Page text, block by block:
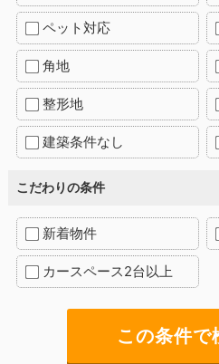
ペット対応
角地
整形地
建築条件なし
こだわりの条件
新着物件
カースペース2台以上